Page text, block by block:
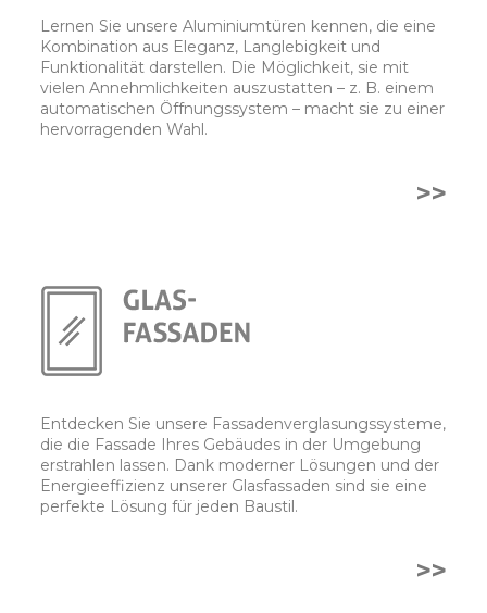
Lernen Sie unsere Aluminiumtüren kennen, die eine
Kombination aus Eleganz, Langlebigkeit und
Funktionalität darstellen. Die Möglichkeit, sie mit
vielen Annehmlichkeiten auszustatten – z. B. einem
automatischen Öffnungssystem – macht sie zu einer
hervorragenden Wahl.
>>
Entdecken Sie unsere Fassadenverglasungssysteme,
die die Fassade Ihres Gebäudes in der Umgebung
erstrahlen lassen. Dank moderner Lösungen und der
Energieeffizienz unserer Glasfassaden sind sie eine
perfekte Lösung für jeden Baustil.
>>